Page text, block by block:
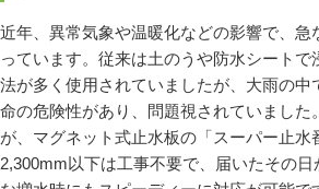
近年、異常気象や温暖化などの影響で、急
っています。従来は土のうや防水シートで
法が多く使用されていましたが、大雨の中
命の危険性があり、問題視されていました
が、マグネット式止水板の「スーパー止水
2,300mm以下は工事不要で、届いたその